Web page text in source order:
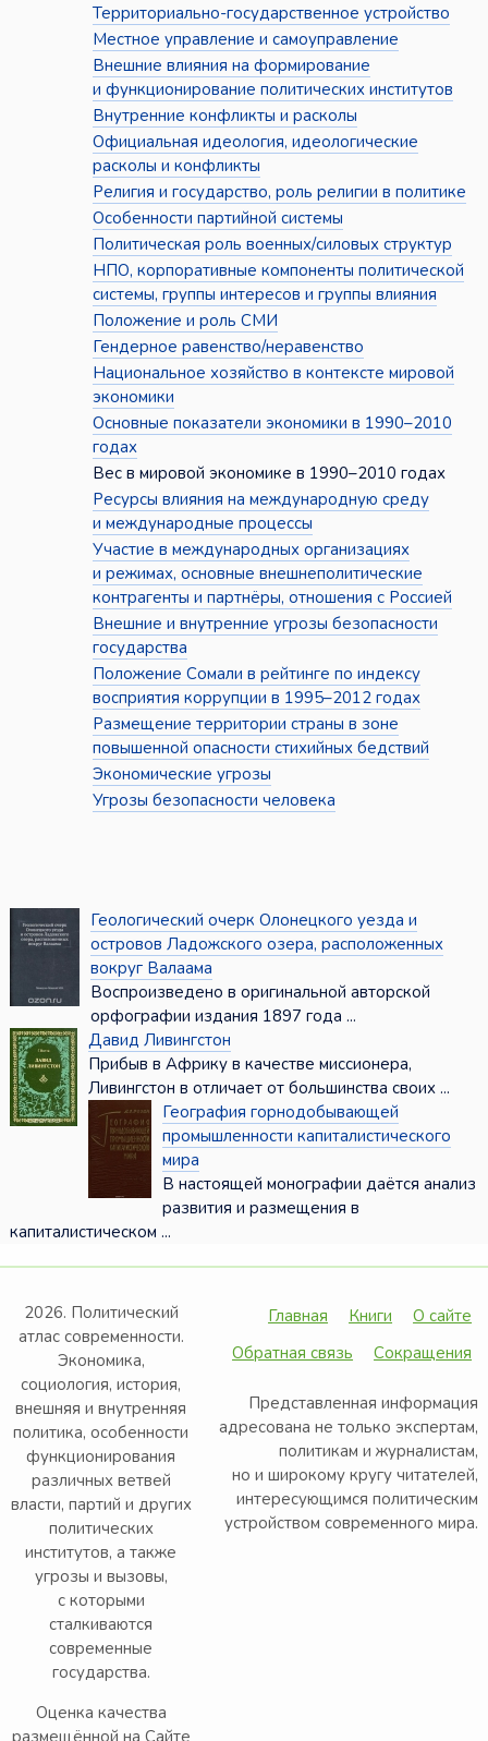
Территориально-государственное устройство
Местное управление и самоуправление
Внешние влияния на формирование
и функционирование политических институтов
Внутренние конфликты и расколы
Официальная идеология, идеологические
расколы и конфликты
Религия и государство, роль религии в политике
Особенности партийной системы
Политическая роль военных/силовых структур
НПО, корпоративные компоненты политической
системы, группы интересов и группы влияния
Положение и роль СМИ
Гендерное равенство/неравенство
Национальное хозяйство в контексте мировой
экономики
Основные показатели экономики в 1990–2010
годах
Вес в мировой экономике в 1990–2010 годах
Ресурсы влияния на международную среду
и международные процессы
Участие в международных организациях
и режимах, основные внешнеполитические
контрагенты и партнёры, отношения с Россией
Внешние и внутренние угрозы безопасности
государства
Положение Сомали в рейтинге по индексу
восприятия коррупции в 1995–2012 годах
Размещение территории страны в зоне
повышенной опасности стихийных бедствий
Экономические угрозы
Угрозы безопасности человека
Геологический очерк Олонецкого уезда и
островов Ладожского озера, расположенных
вокруг Валаама
Воспроизведено в оригинальной авторской
орфографии издания 1897 года ...
Давид Ливингстон
Прибыв в Африку в качестве миссионера,
Ливингстон в отличает от большинства своих ...
География горнодобывающей
промышленности капиталистического
мира
В настоящей монографии даётся анализ
развития и размещения в
капиталистическом ...
2026. Политический
атлас современности.
Экономика,
социология, история,
внешняя и внутренняя
политика, особенности
функционирования
различных ветвей
власти, партий и других
политических
институтов, а также
угрозы и вызовы,
с которыми
сталкиваются
современные
государства.
Оценка качества
Главная Книги
О сайте
Обратная связь
Сокращения
Представленная информация
адресована не только экспертам,
политикам и журналистам,
но и широкому кругу читателей,
интересующимся политическим
устройством современного мира.